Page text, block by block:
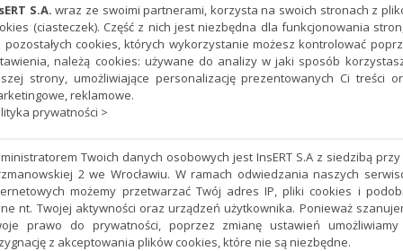
S.A. wraz ze swoimi partnerami, korzysta na swoich stronach z
(ciasteczek). Część z nich jest niezbędna dla funkcjonowania
pozostałych cookies, których wykorzystanie możesz kontrolować
należą cookies: używane do analizy w jaki sposób
strony, umożliwiające personalizację prezentowanych Ci treści
reklamowe.
prywatności >
Twoich danych osobowych jest InsERT S.A z siedzibą przy
2 we Wrocławiu. W ramach odwiedzania naszych
możemy przetwarzać Twój adres IP, pliki cookies i
nt. Twojej aktywności oraz urządzeń użytkownika. Ponieważ
prawo do prywatności, poprzez zmianę ustawień umożliwiamy
z akceptowania plików cookies, które nie są niezbędne.